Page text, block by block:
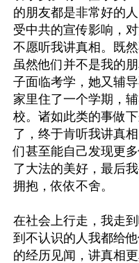
的朋友都是非常好的
受中共的宣传影响，
不愿听我讲真相。既
虽然他们并不是我的
子面临考学，她又辅
家里住了一个学期，
校。诸如此类的事做
了，终于肯听我讲真
们甚至能自己发现更
了大法的美好，最后
拥抱，依依不舍。
在社会上行走，我走
到不认识的人我都给
的经历见闻，讲真相